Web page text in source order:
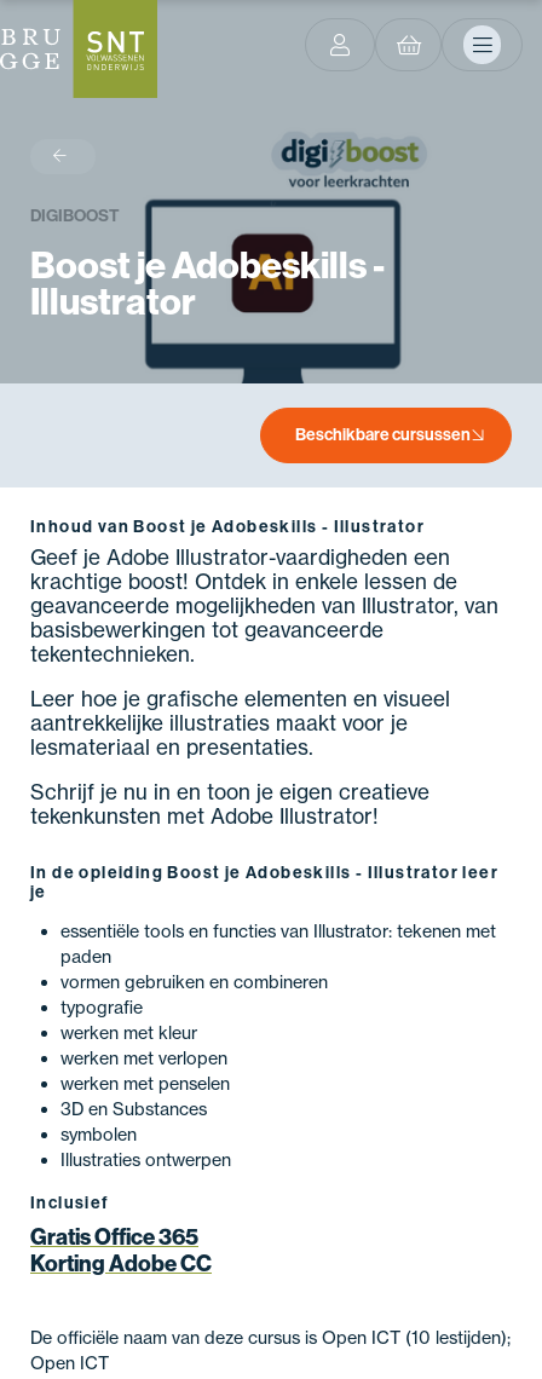
Beschikbare cursussen
DIGIBOOST
Boost je Adobeskills -
Illustrator
Inhoud van Boost je Adobeskills - Illustrator
Geef je Adobe Illustrator-vaardigheden een
krachtige boost! Ontdek in enkele lessen de
geavanceerde mogelijkheden van Illustrator, van
basisbewerkingen tot geavanceerde
tekentechnieken.
Leer hoe je grafische elementen en visueel
aantrekkelijke illustraties maakt voor je
lesmateriaal en presentaties.
Schrijf je nu in en toon je eigen creatieve
tekenkunsten met Adobe Illustrator!
In de opleiding Boost je Adobeskills - Illustrator leer
je
essentiële tools en functies van Illustrator: tekenen met
paden
vormen gebruiken en combineren
typografie
werken met kleur
werken met verlopen
werken met penselen
3D en Substances
symbolen
Illustraties ontwerpen
Inclusief
Gratis Office 365
Korting Adobe CC
De officiële naam van deze cursus is Open ICT (10 lestijden);
Open ICT